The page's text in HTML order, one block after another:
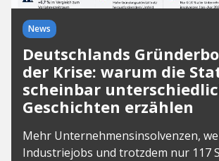
News
Deutschlands
der Krise: warum die
scheinbar
Geschichten erzählen
Mehr Unternehmensinsolvenzen,
Industriejobs und trotzdem nur 117